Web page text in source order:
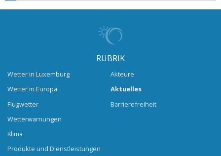
RUBRIK
Wetter in Luxemburg
Wetter in Europa
Flugwetter
Wetterwarnungen
Klima
Produkte und Dienstleistungen
Akteure
Aktuelles
Barrierefreiheit